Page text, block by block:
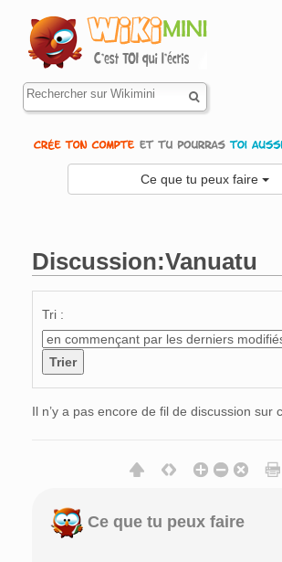
Ce que tu peux faire
Discussion:Vanuatu
Tri :
Il n’y a pas encore de fil de discussion sur
Ce que tu peux faire